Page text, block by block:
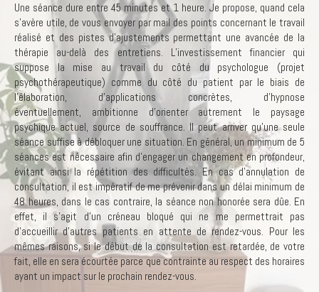
Une séance dure entre 45 minutes et 1 heure. Je propose, quand cela
s'avère utile, de vous envoyer par mail des points concernant le travail
réalisé et des pistes d'ajustements permettant une avancée de la
thérapie au-delà des entretiens. L’investissement financier qui
suppose la mise au travail du côté du psychologue (projet
psychothérapeutique) comme du côté du patient par le biais de
l’élaboration, d’applications concrètes, d'hypnose
éventuellement, ambitionne d’orienter autrement le paysage
psychique actuel, source de souffrance. Il peut arriver qu’une seule
séance suffise à débloquer une situation. En général, un minimum de 5
séances est nécessaire afin d’engager un changement en profondeur,
évitant ainsi la répétition des difficultés. En cas d’annulation de
consultation, il est impératif de me prévenir dans un délai minimum de
48 heures, dans le cas contraire, la séance non honorée sera dûe. En
effet, il s’agit d’un créneau bloqué qui ne me permettrait pas
d’accueillir d’autres patients en attente de rendez-vous. Pour les
mêmes raisons, si le début de la consultation est retardée, de votre
fait, elle en sera écourtée parce que contrainte au respect des horaires
ayant un impact sur le prochain rendez-vous.